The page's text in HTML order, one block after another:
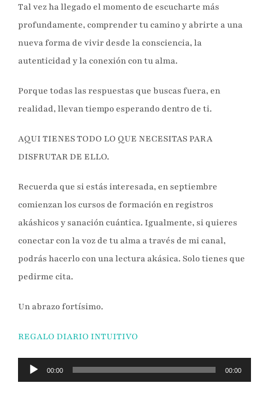
Tal vez ha llegado el momento de escucharte más
profundamente, comprender tu camino y abrirte a una
nueva forma de vivir desde la consciencia, la
autenticidad y la conexión con tu alma.
Porque todas las respuestas que buscas fuera, en
realidad, llevan tiempo esperando dentro de ti.
AQUI TIENES TODO LO QUE NECESITAS PARA
DISFRUTAR DE ELLO.
Recuerda que si estás interesada, en septiembre
comienzan los cursos de formación en registros
akáshicos y sanación cuántica. Igualmente, si quieres
conectar con la voz de tu alma a través de mi canal,
podrás hacerlo con una lectura akásica. Solo tienes que
pedirme cita.
Un abrazo fortísimo.
REGALO DIARIO INTUITIVO
Reproductor
de
00:00 00:00